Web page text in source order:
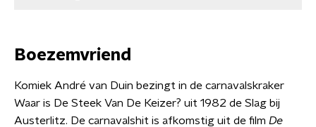
Boezemvriend
Komiek André van Duin bezingt in de carnavalskraker
Waar is De Steek Van De Keizer? uit 1982 de Slag bij
Austerlitz. De carnavalshit is afkomstig uit de film De